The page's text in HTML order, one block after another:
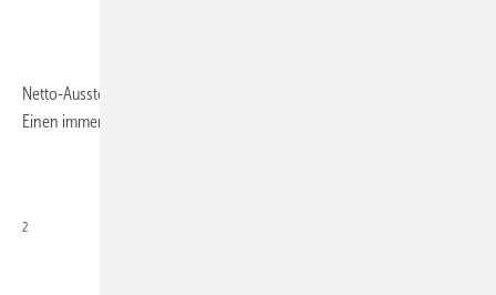
Netto-Ausstellungsfläche wird es einen neuen Rekordwert geben.
Einen immer größeren Anteil nimmt mit etwa 19000 m
2